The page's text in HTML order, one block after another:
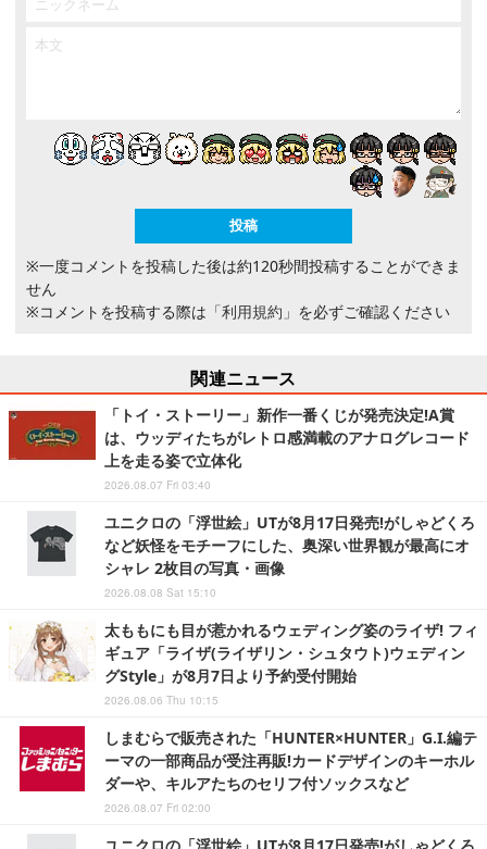
※一度コメントを投稿した後は約120秒間投稿することができま
せん
※コメントを投稿する際は 「利用規約」 を必ずご確認ください
関連ニュース
「トイ・ストーリー」新作一番くじが発売決定!A賞
は、ウッディたちがレトロ感満載のアナログレコード
上を走る姿で立体化
2026.08.07 Fri 03:40
ユニクロの「浮世絵」UTが8月17日発売!がしゃどくろ
など妖怪をモチーフにした、奥深い世界観が最高にオ
シャレ 2枚目の写真・画像
2026.08.08 Sat 15:10
太ももにも目が惹かれるウェディング姿のライザ! フィ
ギュア「ライザ(ライザリン・シュタウト)ウェディン
グStyle」が8月7日より予約受付開始
2026.08.06 Thu 10:15
しまむらで販売された「HUNTER×HUNTER」G.I.編テ
ーマの一部商品が受注再販!カードデザインのキーホル
ダーや、キルアたちのセリフ付ソックスなど
2026.08.07 Fri 02:00